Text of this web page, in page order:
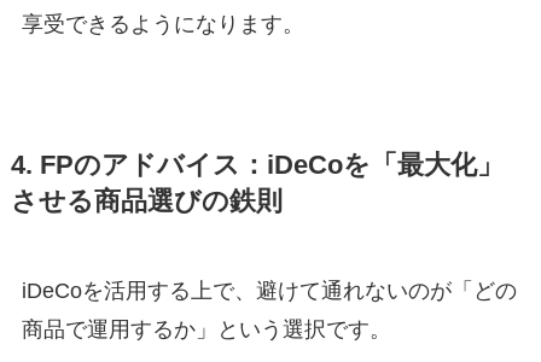
享受できるようになります。
4. FPのアドバイス：iDeCoを「最大化」
させる商品選びの鉄則
iDeCoを活用する上で、避けて通れないのが「どの
商品で運用するか」という選択です。